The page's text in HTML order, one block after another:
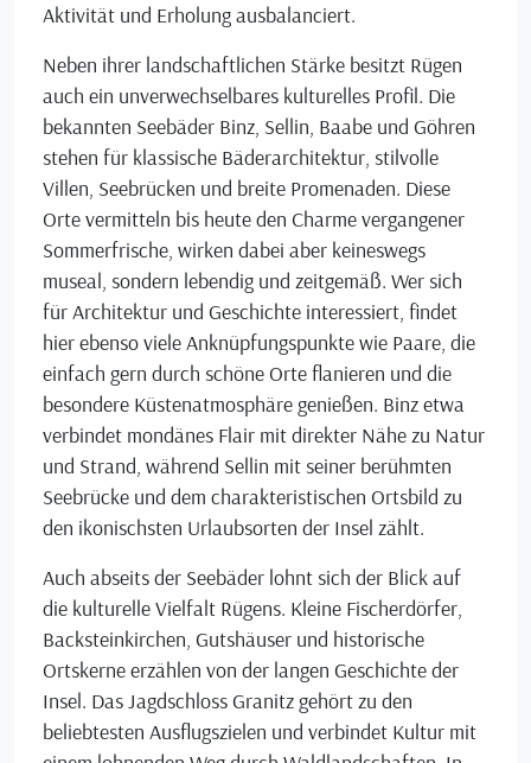
Aktivität und Erholung ausbalanciert.
Neben ihrer landschaftlichen Stärke besitzt Rügen
auch ein unverwechselbares kulturelles Profil. Die
bekannten Seebäder Binz, Sellin, Baabe und Göhren
stehen für klassische Bäderarchitektur, stilvolle
Villen, Seebrücken und breite Promenaden. Diese
Orte vermitteln bis heute den Charme vergangener
Sommerfrische, wirken dabei aber keineswegs
museal, sondern lebendig und zeitgemäß. Wer sich
für Architektur und Geschichte interessiert, findet
hier ebenso viele Anknüpfungspunkte wie Paare, die
einfach gern durch schöne Orte flanieren und die
besondere Küstenatmosphäre genießen. Binz etwa
verbindet mondänes Flair mit direkter Nähe zu Natur
und Strand, während Sellin mit seiner berühmten
Seebrücke und dem charakteristischen Ortsbild zu
den ikonischsten Urlaubsorten der Insel zählt.
Auch abseits der Seebäder lohnt sich der Blick auf
die kulturelle Vielfalt Rügens. Kleine Fischerdörfer,
Backsteinkirchen, Gutshäuser und historische
Ortskerne erzählen von der langen Geschichte der
Insel. Das Jagdschloss Granitz gehört zu den
beliebtesten Ausflugszielen und verbindet Kultur mit